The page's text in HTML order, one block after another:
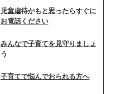
児童虐待かもと思ったらすぐに
お電話ください
みんなで子育てを見守りましょ
う
子育てで悩んでおられる方へ